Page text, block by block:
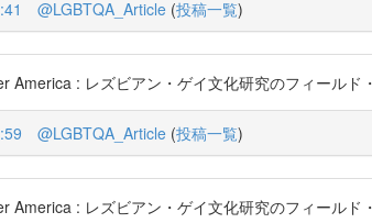
@LGBTQA_Article (投稿一覧)
America : レズビアン・ゲイ文化研究のフィール
@LGBTQA_Article (投稿一覧)
America : レズビアン・ゲイ文化研究のフィール